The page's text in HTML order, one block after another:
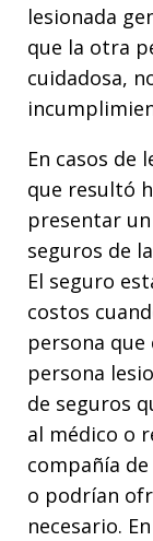
lesionada
que la otra
cuidadosa,
En casos de
que resultó
presentar
seguros de
El seguro
costos
persona
persona
de seguros
al médico o
compañía
o podrían
necesario.